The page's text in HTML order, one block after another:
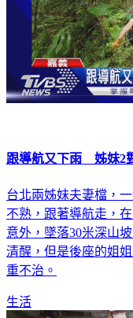
跟導航又下雨 姊妹2
台北兩姊妹夫妻檔，
不熟，跟著導航走，
意外，墜落30米深山
清醒，但是後座的姐
重不治。
生活